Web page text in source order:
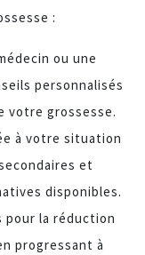
:
ou une
personnalisés
votre grossesse.
à votre situation
et
disponibles.
la réduction
progressant à